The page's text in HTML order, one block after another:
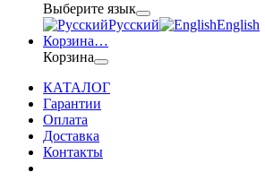
Выберите язык
Русский
English
Корзина…
Корзина
КАТАЛОГ
Гарантии
Оплата
Доставка
Контакты